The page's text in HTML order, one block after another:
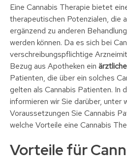
Eine Cannabis Therapie bietet
therapeutischen Potenzialen, die
ergänzend zu anderen
werden können. Da es sich bei
verschreibungspflichtige
Bezug aus Apotheken ein
Patienten, die über ein solches
gelten als Cannabis Patienten. In
informieren wir Sie darüber, unter
Voraussetzungen Sie Cannabis
welche Vorteile eine Cannabis
Vorteile für